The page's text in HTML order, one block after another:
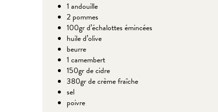
1 andouille
2 pommes
100gr d’échalottes émincées
huile d’olive
beurre
1 camembert
150gr de cidre
380gr de crème fraîche
sel
poivre